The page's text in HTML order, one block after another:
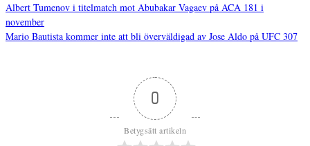
Inläggsnavigering
Albert Tumenov i titelmatch mot Abubakar Vagaev på ACA 181 i
november
Mario Bautista kommer inte att bli överväldigad av Jose Aldo på UFC 307
0
Betygsätt artikeln